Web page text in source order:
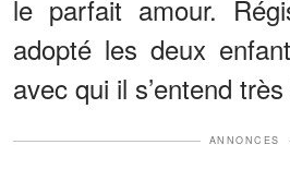
le parfait amour.
adopté les deux
avec qui il s’entend
ANNONCES